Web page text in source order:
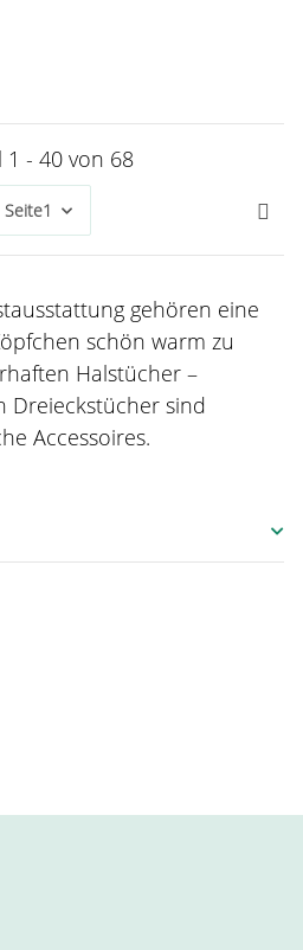
1 - 40 von 68
Seite1
gehören eine
schön warm zu
Halstücher –
Dreieckstücher sind
Accessoires.